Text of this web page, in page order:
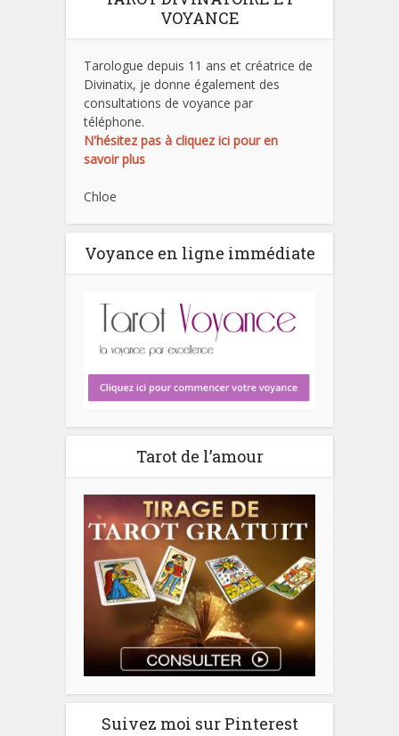
VOYANCE
Tarologue depuis 11 ans et créatrice de
Divinatix, je donne également des
consultations de voyance par
téléphone.
N'hésitez pas à cliquez ici pour en
savoir plus
Chloe
Voyance en ligne immédiate
Tarot de l’amour
Suivez moi sur Pinterest